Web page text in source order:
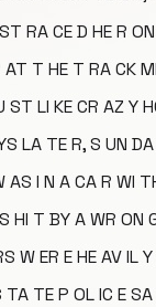
RA CE D HE R ON
AT T HE T RA CK
LI KE CR AZ Y
LA TE R, S UN
AS I N A CA R WI
HI T BY A WR ON
W ER E HE AV IL
TA TE P OL IC E